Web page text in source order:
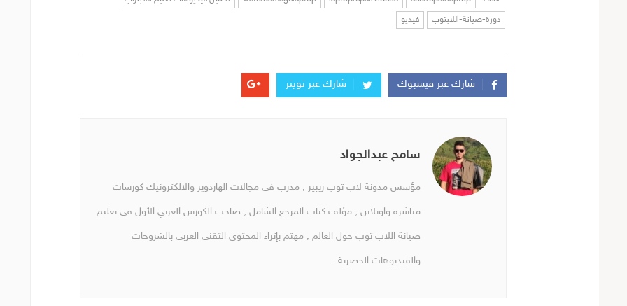
دورة-صيانة-اللابتوب فيديو
شارك عبر فيسبوك شارك عبر تويتر
سامح عبدالجواد
مؤسس مدونة لاب توب ريبير , مدرب فى مجالات الهاردوير والالكترونيك كورسات
مباشرة واونلاين , مؤلف كتاب المرجع الشامل , صاحب الكورس العربي الأول فى تعليم
صيانة اللاب توب حول العالم , مهتم بإثراء المحتوى التقني العربي بالشروحات
والفيديوهات الحصرية .